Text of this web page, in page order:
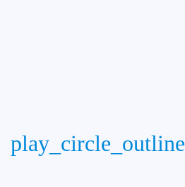
play_circle_outline